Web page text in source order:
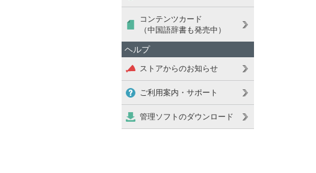
コンテンツカード
（中国語辞書も発売中）
ヘルプ
ストアからのお知らせ
ご利用案内・サポート
管理ソフトのダウンロード